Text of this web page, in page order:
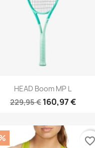
Aperçu rapide
HEAD Boom MP L
229,95 € 160,97 €
favorite_border